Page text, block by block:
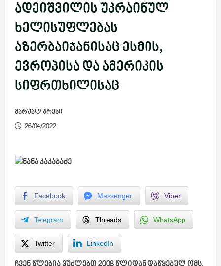
ადეიშვილის უკრაინულ
ხელისუფლებას
აზერბაიჯანისაც ესმის,
ევროპისა და ამერიკის
სიფრთხილისაც
მარშალ პრესი
26/04/2022
Facebook Messenger Viber
Telegram Threads WhatsApp
Twitter LinkedIn
ჩვენ წლებია ვუძლებთ 2008 წლიდან დაწყებულ ომს,